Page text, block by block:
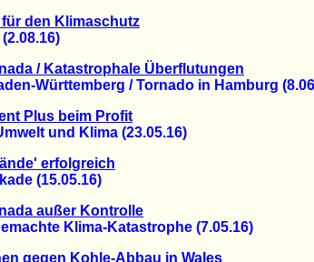
den Klimaschutz
/ Katastrophale Überflutungen
Württemberg / Tornado in Hamburg
Plus beim Profit
und Klima (23.05.16)
erfolgreich
(15.05.16)
außer Kontrolle
Klima-Katastrophe (7.05.16)
gegen Kohle-Abbau in Wales